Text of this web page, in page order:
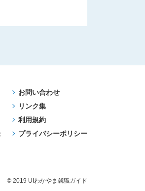
お問い合わせ
リンク集
利用規約
プライバシーポリシー
© 2019 UIわかやま就職ガイド